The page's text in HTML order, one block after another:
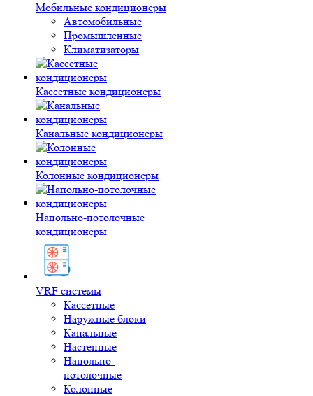
Мобильные кондиционеры
Автомобильные
Промышленные
Климатизаторы
Кассетные кондиционеры
Канальные кондиционеры
Колонные кондиционеры
Напольно-потолочные
кондиционеры
VRF системы
Кассетные
Наружные блоки
Канальные
Настенные
Напольно-
потолочные
Колонные